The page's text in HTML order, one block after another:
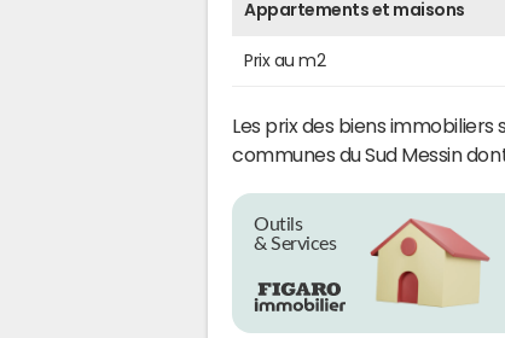
Appartements et maisons
Prix au m2
Les prix des biens immobiliers
communes du Sud Messin
Outils
& Services